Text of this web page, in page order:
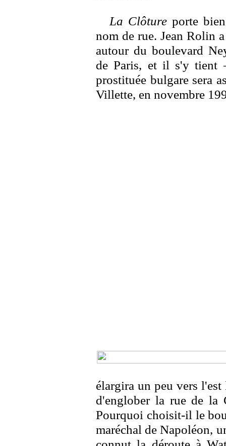
La Clôtureporte
nom de rue. Jean Rolin
autour du boulevard
de Paris, et il s'y tient
prostituée bulgare sera
Villette, en novembre
élargira un peu vers
d'englober la rue de la
Pourquoi choisit-il le
maréchal de Napoléon,